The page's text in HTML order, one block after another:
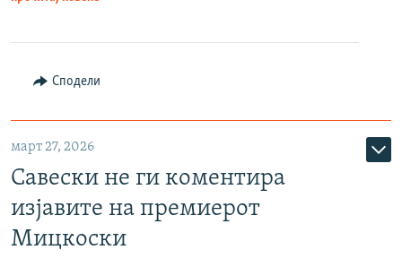
Сподели
март 27, 2026
Савески не ги коментира
изјавите на премиерот
Мицкоски